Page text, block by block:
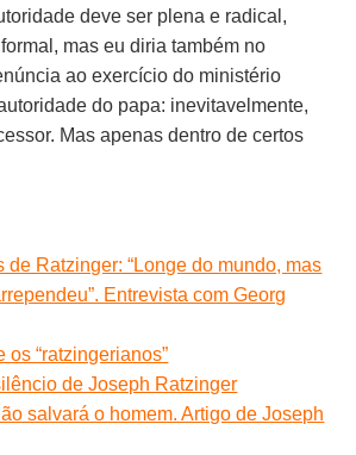
deve ser plena e radical,
mas eu diria também no
ao exercício do ministério
do papa: inevitavelmente,
Mas apenas dentro de certos
de Ratzinger: “Longe do mundo, mas
Entrevista com Georg
os “ratzingerianos”
de Joseph Ratzinger
salvará o homem. Artigo de Joseph